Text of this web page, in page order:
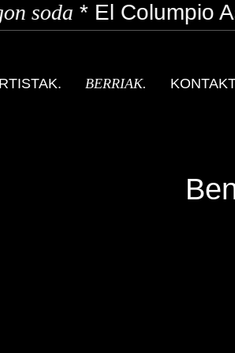
soda*El Columpio
BERRIAK.